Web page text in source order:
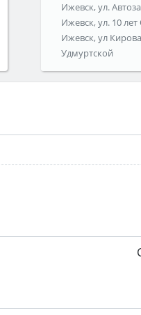
Ижевск, ул.
Ижевск, ул. 10
Ижевск, ул
Удмуртской